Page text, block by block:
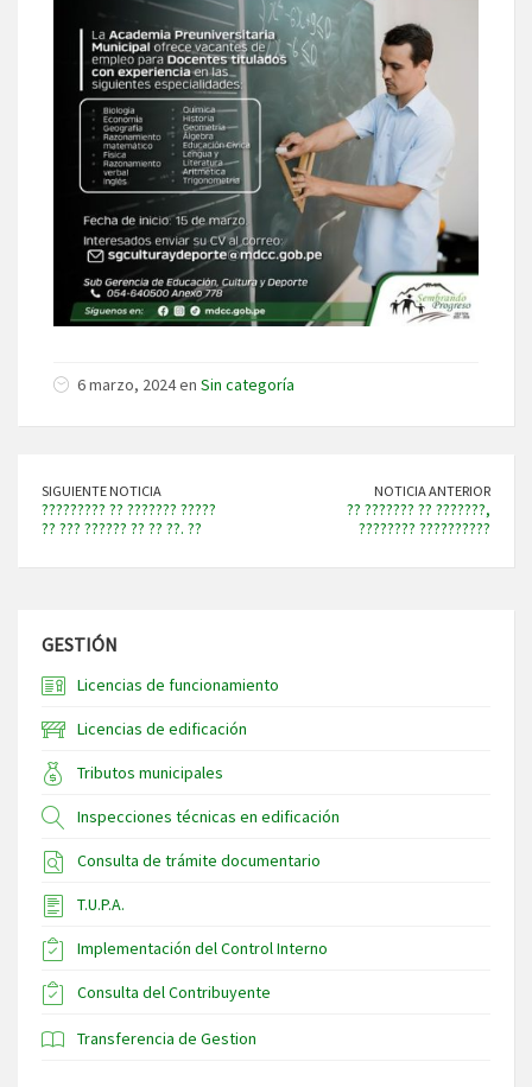
6 marzo, 2024 en Sin categoría
SIGUIENTE NOTICIA
????????? ?? ??????? ?????
?? ??? ?????? ?? ?? ??. ??
NOTICIA ANTERIOR
?? ??????? ?? ???????,
???????? ??????????
GESTIÓN
Licencias de funcionamiento
Licencias de edificación
Tributos municipales
Inspecciones técnicas en edificación
Consulta de trámite documentario
T.U.P.A.
Implementación del Control Interno
Consulta del Contribuyente
Transferencia de Gestion